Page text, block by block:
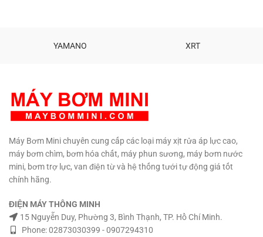
YAMANO XRT
Máy Bơm Mini chuyên cung cấp các loại máy xịt rửa áp lực cao,
máy bơm chìm, bơm hóa chất, máy phun sương, máy bơm nước
mini, bơm trợ lực, van điện từ và hệ thống tưới tự động giá tốt
chính hãng.
ĐIỆN MÁY THÔNG MINH
15 Nguyễn Duy, Phường 3, Bình Thạnh, TP. Hồ Chí Minh.
Phone: 02873030399 - 0907294310